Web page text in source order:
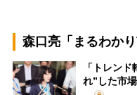
森口亮「まるわかり
「トレン
れ”した市